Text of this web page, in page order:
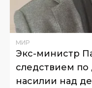
МИР
Экс-министр
следствием по
насилии над